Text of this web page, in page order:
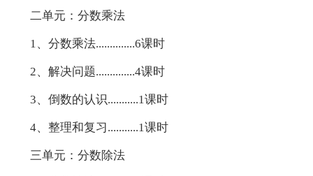
二单元：分数乘法
1、分数乘法..............6课时
2、解决问题..............4课时
3、倒数的认识...........1课时
4、整理和复习...........1课时
三单元：分数除法